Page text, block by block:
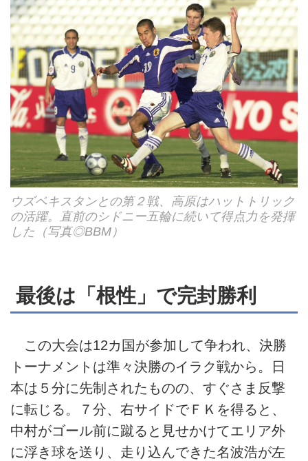
ウズベキスタンとの第２戦、高原はハットトリック
の活躍。直前のシドニー五輪に続いて得点力を発揮
した（写真◎BBM）
最後は「根性」で完封勝利
この大会は12カ国が参加して争われ、決勝
トーナメントは準々決勝のイラク戦から。日
本は５分に先制されたものの、すぐさま反撃
に転じる。７分、右サイドでＦＫを得ると、
中村がゴール前に蹴ると見せかけてエリア外
に浮き球を送り、走り込んできた名波浩が左